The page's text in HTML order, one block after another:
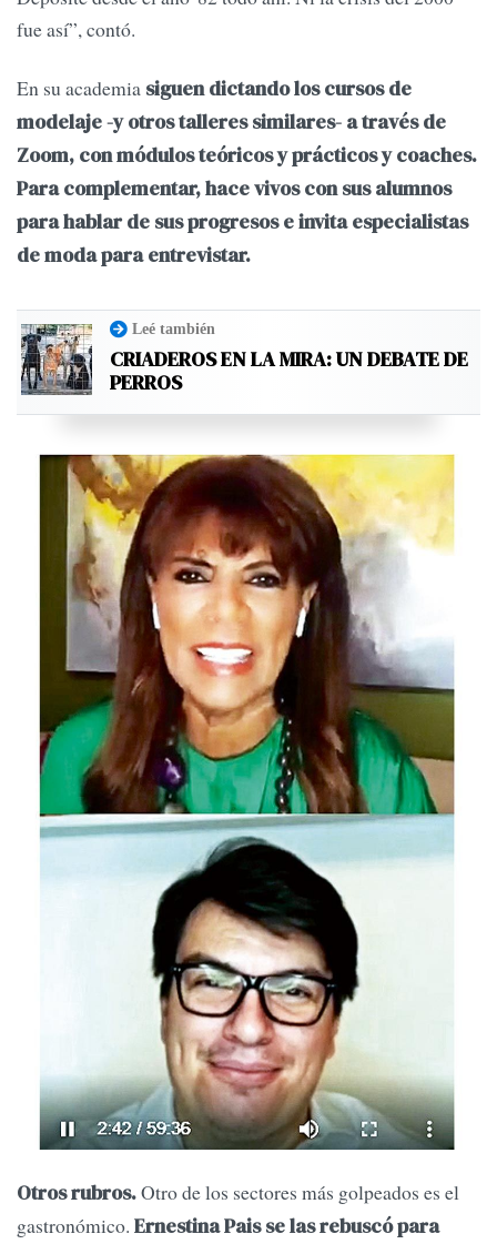
fue así”, contó.
En su academia siguen dictando los cursos de
modelaje -y otros talleres similares- a través de
Zoom, con módulos teóricos y prácticos y coaches.
Para complementar, hace vivos con sus alumnos
para hablar de sus progresos e invita especialistas
de moda para entrevistar.
Leé también
CRIADEROS EN LA MIRA: UN DEBATE DE
PERROS
Otros rubros.Otro de los sectores más golpeados es el
gastronómico. Ernestina Pais se las rebuscó para